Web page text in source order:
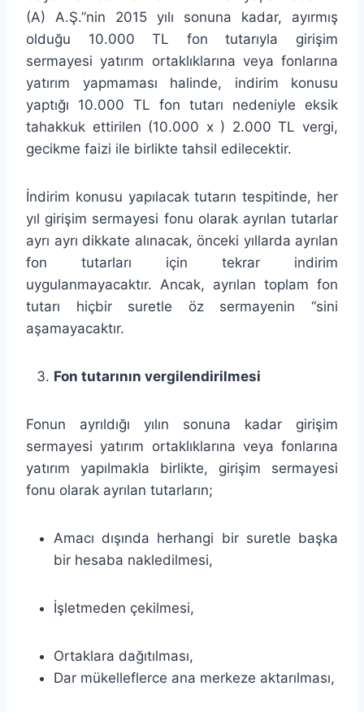
(A) A.Ş.”nin 2015 yılı sonuna kadar, ayırmış
olduğu 10.000 TL fon tutarıyla girişim
sermayesi yatırım ortaklıklarına veya fonlarına
yatırım yapmaması halinde, indirim konusu
yaptığı 10.000 TL fon tutarı nedeniyle eksik
tahakkuk ettirilen (10.000 x ) 2.000 TL vergi,
gecikme faizi ile birlikte tahsil edilecektir.
İndirim konusu yapılacak tutarın tespitinde, her
yıl girişim sermayesi fonu olarak ayrılan tutarlar
ayrı ayrı dikkate alınacak, önceki yıllarda ayrılan
fon tutarları için tekrar indirim
uygulanmayacaktır. Ancak, ayrılan toplam fon
tutarı hiçbir suretle öz sermayenin “sini
aşamayacaktır.
Fon tutarının vergilendirilmesi
Fonun ayrıldığı yılın sonuna kadar girişim
sermayesi yatırım ortaklıklarına veya fonlarına
yatırım yapılmakla birlikte, girişim sermayesi
fonu olarak ayrılan tutarların;
Amacı dışında herhangi bir suretle başka
bir hesaba nakledilmesi,
İşletmeden çekilmesi,
Ortaklara dağıtılması,
Dar mükelleflerce ana merkeze aktarılması,